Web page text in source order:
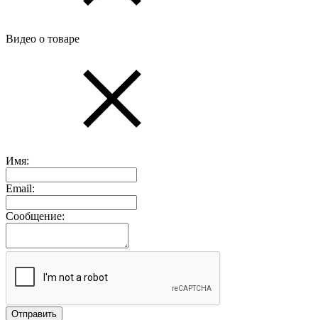
Видео о товаре
Имя:
Email:
Сообщение: